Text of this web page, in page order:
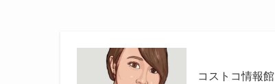
コストコ情報館